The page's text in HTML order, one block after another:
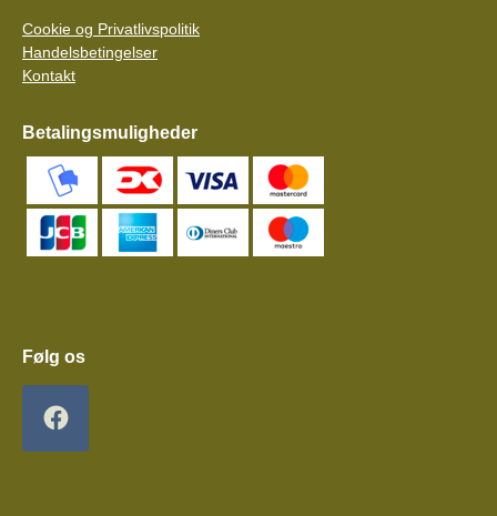
Cookie og Privatlivspolitik
Handelsbetingelser
Kontakt
Betalingsmuligheder
Følg os